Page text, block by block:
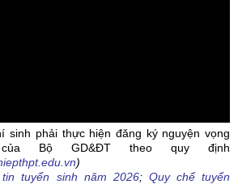
sinh phải thực hiện đăng ký nguyện vọng
Bộ GD&ĐT theo quy định
)
tin tuyển sinh năm 2026; Quy chế tuyển